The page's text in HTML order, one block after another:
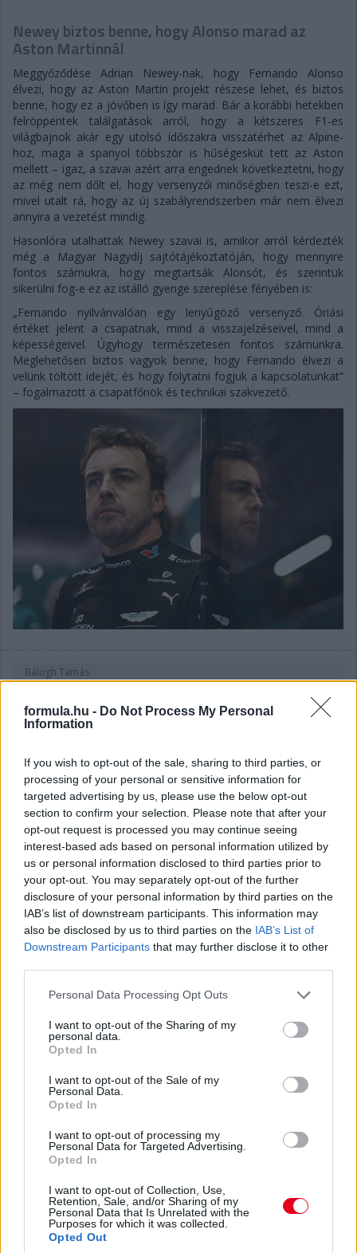
formula.hu - Do Not Process My Personal
Information
If you wish to opt-out of the sale, sharing to third parties, or
processing of your personal or sensitive information for
targeted advertising by us, please use the below opt-out
section to confirm your selection. Please note that after your
opt-out request is processed you may continue seeing
interest-based ads based on personal information utilized by
us or personal information disclosed to third parties prior to
your opt-out. You may separately opt-out of the further
disclosure of your personal information by third parties on the
IAB’s list of downstream participants. This information may
also be disclosed by us to third parties on the IAB’s List of
Downstream Participants that may further disclose it to other
Please note that this website/app uses one or more Google
not limited to your visit or usage behaviour. You may click to
grant or deny consent to Google and its third-party tags to
use your data for below specified purposes in below Google
consent section.
Personal Data Processing Opt Outs
I want to opt-out of the Sharing of my
personal data.
Opted In
I want to opt-out of the Sale of my
Personal Data.
Opted In
I want to opt-out of processing my
Personal Data for Targeted Advertising.
Opted In
I want to opt-out of Collection, Use,
Retention, Sale, and/or Sharing of my
Personal Data that Is Unrelated with the
Purposes for which it was collected.
Opted Out
Newey biztos benne, hogy Alonso marad az
Aston Martinnál
Meggyőződése Adrian Newey-nak, hogy Fernando Alonso
élvezi, hogy az Aston Martin projekt részese lehet, és biztos
benne, hogy ez a jövőben is így marad. Bár a korábbi hetekben
felröppentek találgatások arról, hogy a kétszeres F1-es
világbajnok akár egy utolsó időszakra visszatérhet az Alpine-
hoz, maga a spanyol többször is hűségesküt tett az Aston
mellett – igaz, a szavai azért arra engednek következtetni, hogy
az még nem dőlt el, hogy versenyzői minőségben teszi-e ezt,
mivel utalt rá, hogy az új szabályrendszerben már nem élvezi
annyira a vezetést mindig.
Hasonlóra utalhattak Newey szavai is, amikor arról kérdezték
még a Magyar Nagydíj sajtótájékoztatóján, hogy mennyire
fontos számukra, hogy megtartsák Alonsót, és szerintük
sikerülni fog-e ez az istálló gyenge szereplése fényében is:
„Fernando nyilvánvalóan egy lenyűgöző versenyző. Óriási
értéket jelent a csapatnak, mind a visszajelzéseivel, mind a
képességeivel. Úgyhogy természetesen fontos számunkra.
Meglehetősen biztos vagyok benne, hogy Fernando élvezi a
velünk töltött idejét, és hogy folytatni fogjuk a kapcsolatunkat”
– fogalmazott a csapatfőnök és technikai szakvezető.
Balogh Tamás
3 napja
Mivel egy új F1-es szabályrendszer első idényéről van szó,
várható volt, hogy kiélezett lesz a fejlesztési háború a csapatok
között. A szezon első felében láthattunk is több nagy fejlesztési
csomagot az istállók többségénél, ezek pedig rendszerint
valóban előrelépést is jelentettek (talán a Haas és a Williams
jelentik a kivételt). A Red Bullnál is működött például a
Miamiban és a Spielbergben bevetett csomag, ám Laurent
Mekies csapatfőnök szerint az évad hátralévő részében már
lassulni fog a fejlesztési ütemük, részben azért, mert a
költségeket meg kell osztani a 2027-es autó munkálatai között
„Nem tudom, a többiekkel mi a helyzet, de az biztos, hogy egy
ponton döntést kell hoznunk, hogyan egyensúlyozunk az idei és
történni, mint tavaly. Szóval főleg a szabályzat fényében
rengeteg fejlesztést hoztunk mostanáig, hogy próbáljuk
korrigálni azt a hatalmas hátrányt, amivel eleinte rendelkeztünk.
folytatni, mindenesetre meglátjuk, mi a legjobb módja annak,
hogy ledolgozzuk ezt az utolsó három tizedmásodpercet.”